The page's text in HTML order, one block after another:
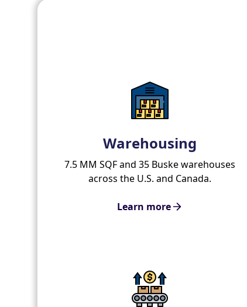
Warehousing
7.5 MM SQF and 35 Buske warehouses
across the U.S. and Canada.
Learn more